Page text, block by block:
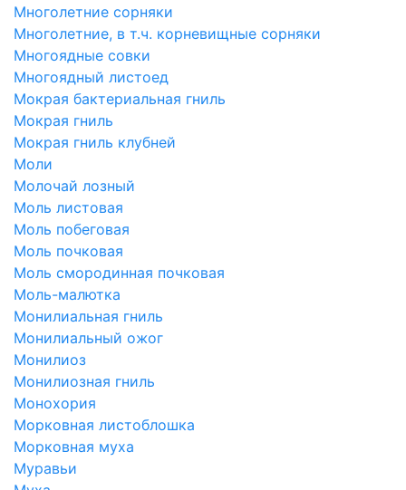
Многолетние сорняки
Многолетние, в т.ч. корневищные сорняки
Многоядные совки
Многоядный листоед
Мокрая бактериальная гниль
Мокрая гниль
Мокрая гниль клубней
Моли
Молочай лозный
Моль листовая
Моль побеговая
Моль почковая
Моль смородинная почковая
Моль-малютка
Монилиальная гниль
Монилиальный ожог
Монилиоз
Монилиозная гниль
Монохория
Морковная листоблошка
Морковная муха
Муравьи